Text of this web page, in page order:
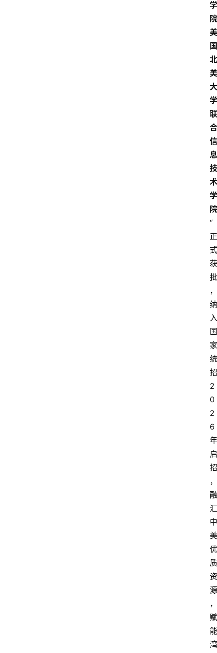
学
院
美
国
北
美
大
学
联
合
信
息
技
术
学
院
“
正
式
获
批
，
纳
入
国
家
统
招
2
0
2
6
年
启
招
，
融
汇
中
美
优
质
资
源
，
赋
能
湾